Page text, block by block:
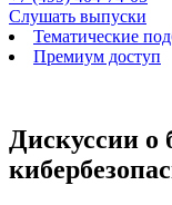
Слушать выпуски
Тематические
Премиум доступ
Дискуссии о